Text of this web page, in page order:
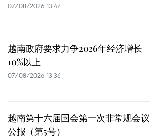
07/08/2026 13:47
越南政府要求力争2026年经济增长
10%以上
07/08/2026 13:36
越南第十六届国会第一次非常规会议
公报（第5号）